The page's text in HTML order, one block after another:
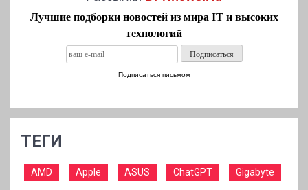
Лучшие подборки новостей из мира IT и высоких
технологий
Подписаться письмом
ТЕГИ
AMD Apple ASUS ChatGPT Gigabyte